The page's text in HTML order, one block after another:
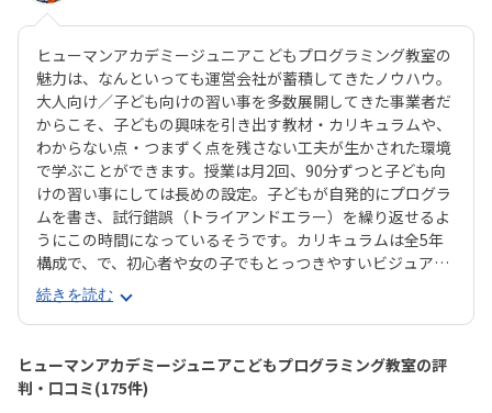
ヒューマンアカデミージュニアこどもプログラミング教室の
魅力は、なんといっても運営会社が蓄積してきたノウハウ。
大人向け／子ども向けの習い事を多数展開してきた事業者だ
からこそ、子どもの興味を引き出す教材・カリキュラムや、
わからない点・つまずく点を残さない工夫が生かされた環境
で学ぶことができます。授業は月2回、90分ずつと子ども向
けの習い事にしては長めの設定。子どもが自発的にプログラ
ムを書き、試行錯誤（トライアンドエラー）を繰り返せるよ
うにこの時間になっているそうです。カリキュラムは全5年
構成で、で、初心者や女の子でもとっつきやすいビジュアル
プログラミングツール「Scratch（スクラッチ）」から初め
て、エンジニアが実際に使用するプログラミング言語「Java
Script」までステップアップすることができます。ベーシッ
クコースではマウス操作など、パソコンの操作自体から学べ
るので、自宅でまったくパソコンをさわったことのないお子
さんでも戸惑うことなく授業に入っていけるでしょう。大学
続きを読む
ヒューマンアカデミージュニアこどもプログラミング教室の評
判・口コミ(175件)